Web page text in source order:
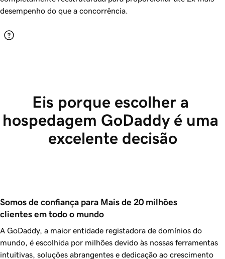
desempenho do que a concorrência.
Eis porque escolher a
hospedagem GoDaddy é uma
excelente decisão
Somos de confiança para Mais de 20 milhões
clientes em todo o mundo
A GoDaddy, a maior entidade registadora de domínios do
mundo, é escolhida por milhões devido às nossas ferramentas
intuitivas, soluções abrangentes e dedicação ao crescimento